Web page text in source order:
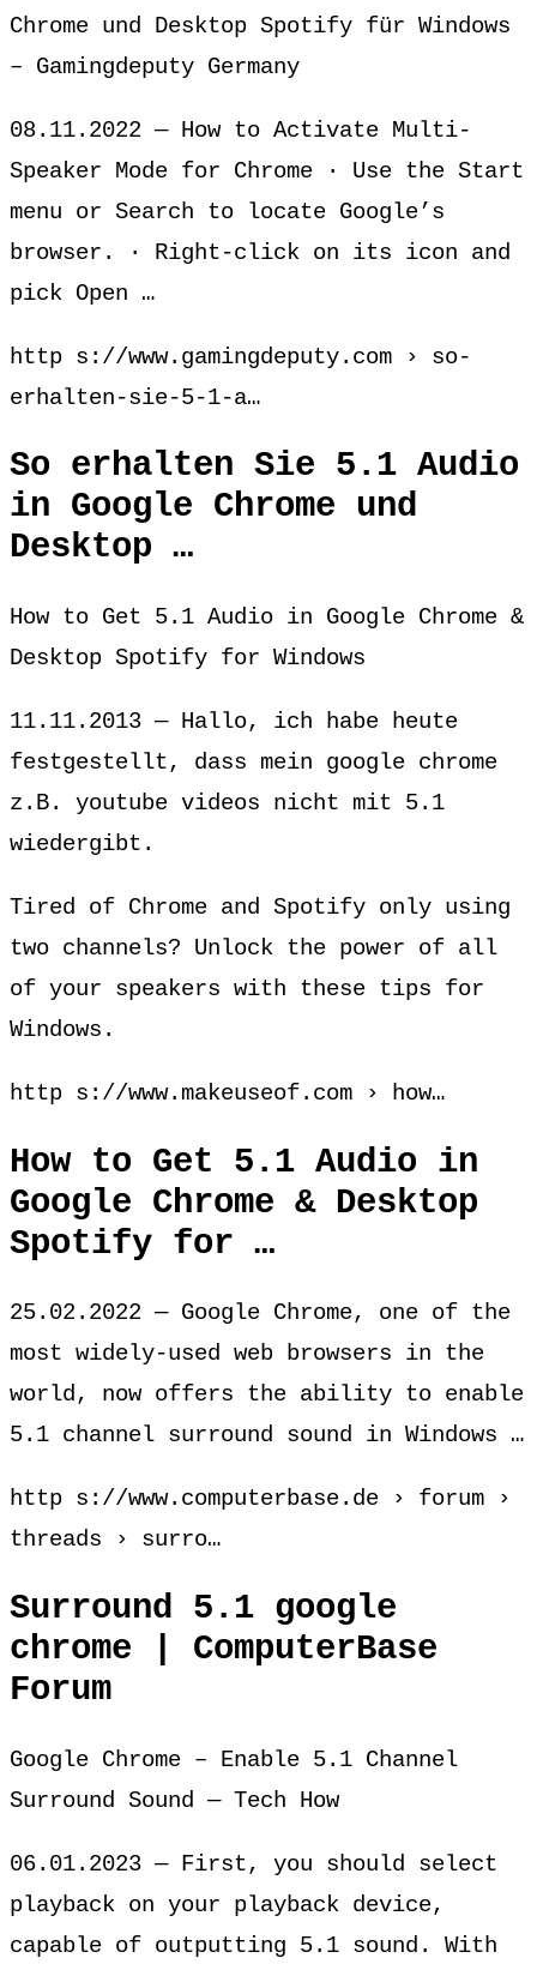
Chrome und Desktop Spotify für Windows
– Gamingdeputy Germany
08.11.2022 — How to Activate Multi-
Speaker Mode for Chrome · Use the Start
menu or Search to locate Google’s
browser. · Right-click on its icon and
pick Open …
http s://www.gamingdeputy.com › so-
erhalten-sie-5-1-a…
So erhalten Sie 5.1 Audio
in Google Chrome und
Desktop …
How to Get 5.1 Audio in Google Chrome &
Desktop Spotify for Windows
11.11.2013 — Hallo, ich habe heute
festgestellt, dass mein google chrome
z.B. youtube videos nicht mit 5.1
wiedergibt.
Tired of Chrome and Spotify only using
two channels? Unlock the power of all
of your speakers with these tips for
Windows.
http s://www.makeuseof.com › how…
How to Get 5.1 Audio in
Google Chrome & Desktop
Spotify for …
25.02.2022 — Google Chrome, one of the
most widely-used web browsers in the
world, now offers the ability to enable
5.1 channel surround sound in Windows …
http s://www.computerbase.de › forum ›
threads › surro…
Surround 5.1 google
chrome | ComputerBase
Forum
Google Chrome – Enable 5.1 Channel
Surround Sound — Tech How
06.01.2023 — First, you should select
playback on your playback device,
capable of outputting 5.1 sound. With